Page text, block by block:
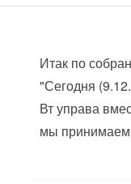
Итак по
"Сегодня
Вт управа
мы принимаем